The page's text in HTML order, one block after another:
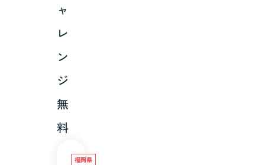
ャ
レ
ン
ジ
無
料
福岡県